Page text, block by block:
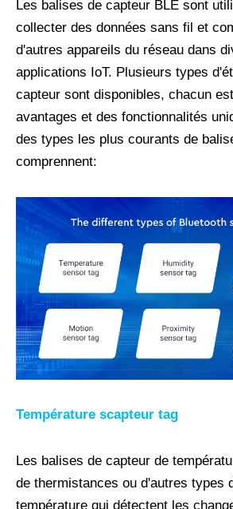
Les balises de capteur BLE sont
collecter des données sans fil et
d'autres appareils du réseau dans
applications IoT. Plusieurs types
capteur sont disponibles, chacun
avantages et des fonctionnalités
des types les plus courants de
comprennent:
Température scapteur tag
Les balises de capteur de
de thermistances ou d'autres types
température qui détectent les